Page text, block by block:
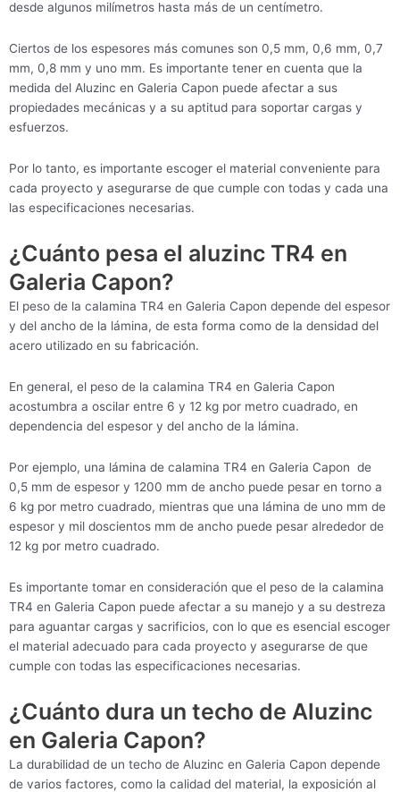
desde algunos milímetros hasta más de un centímetro.
Ciertos de los espesores más comunes son 0,5 mm, 0,6 mm, 0,7
mm, 0,8 mm y uno mm. Es importante tener en cuenta que la
medida del Aluzinc en Galeria Capon puede afectar a sus
propiedades mecánicas y a su aptitud para soportar cargas y
esfuerzos.
Por lo tanto, es importante escoger el material conveniente para
cada proyecto y asegurarse de que cumple con todas y cada una
las especificaciones necesarias.
¿Cuánto pesa el aluzinc TR4 en
Galeria Capon?
El peso de la calamina TR4 en Galeria Capon depende del espesor
y del ancho de la lámina, de esta forma como de la densidad del
acero utilizado en su fabricación.
En general, el peso de la calamina TR4 en Galeria Capon
acostumbra a oscilar entre 6 y 12 kg por metro cuadrado, en
dependencia del espesor y del ancho de la lámina.
Por ejemplo, una lámina de calamina TR4 en Galeria Capon de
0,5 mm de espesor y 1200 mm de ancho puede pesar en torno a
6 kg por metro cuadrado, mientras que una lámina de uno mm de
espesor y mil doscientos mm de ancho puede pesar alrededor de
12 kg por metro cuadrado.
Es importante tomar en consideración que el peso de la calamina
TR4 en Galeria Capon puede afectar a su manejo y a su destreza
para aguantar cargas y sacrificios, con lo que es esencial escoger
el material adecuado para cada proyecto y asegurarse de que
cumple con todas las especificaciones necesarias.
¿Cuánto dura un techo de Aluzinc
en Galeria Capon?
La durabilidad de un techo de Aluzinc en Galeria Capon depende
de varios factores, como la calidad del material, la exposición al